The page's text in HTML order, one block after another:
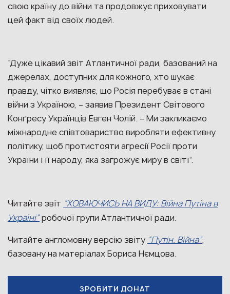
свою країну до війни та продовжує приховувати
цей факт від своїх людей.
“Дуже цікавий звіт Атлантичної ради, базований на
джерелах, доступних для кожного, хто шукає
правду, чітко виявляє, що Росія перебуває в стані
війни з Україною, – заявив Президент Світового
Конґресу Українців Евген Чолій. – Ми закликаємо
міжнародне співтовариство виробляти ефективну
політику, щоб протистояти агресії Росії проти
України і її народу, яка загрожує миру в світі”.
Читайте звіт “ХОВАЮЧИСЬ НА ВИДУ: Війна Путіна в
Україні”робочої групи Атлантичної ради.
Читайте англомовну версію звіту “Путін. Війна”,
базовану на матеріалах Бориса Нємцова.
ЗРОБИТИ ДОНАТ